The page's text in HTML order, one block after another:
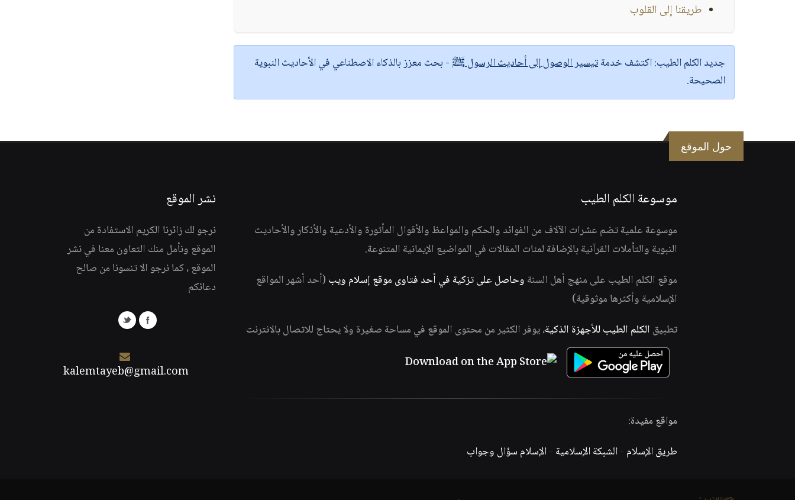
طريقنا إلى القلوب
جديد الكلم الطيب:اكتشف خدمةتيسير الوصول إلى أحاديث الرسول ﷺ - بحث معزز بالذكاء الاصطناعي في الأحاديث النبوية
الصحيحة.
حول الموقع
موسوعة الكلم الطيب
موسوعة علمية تضم عشرات الآلاف من الفوائد والحكم والمواعظ والأقوال المأثورة والأدعية والأذكار والأحاديث
النبوية والتأملات القرآنية بالإضافة لمئات المقالات في المواضيع الإيمانية المتنوعة.
موقع الكلم الطيب على منهج أهل السنة وحاصل على تزكية في أحد فتاوى موقع إسلام ويب (أحد أشهر المواقع
الإسلامية وأكثرها موثوقية)
تطبيق الكلم الطيب للأجهزة الذكية، يوفر الكثير من محتوى الموقع في مساحة صغيرة ولا يحتاج للاتصال بالانترنت
مواقع مفيدة:
طريق الإسلام -الشبكة الإسلامية -الإسلام سؤال وجواب
نشر الموقع
نرجو لك زائرنا الكريم الاستفادة من
الموقع ونأمل منك التعاون معنا في نشر
الموقع ، كما نرجو الا تنسونا من صالح
دعائكم
kalemtayeb@gmail.com